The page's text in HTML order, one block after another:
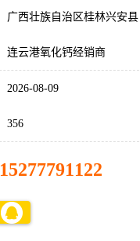
广西壮族自治区桂林兴安县
连云港氧化钙经销商
2026-08-09
356
15277791122